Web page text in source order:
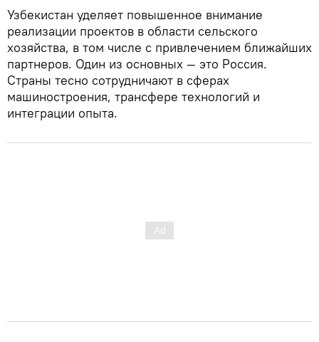
Узбекистан уделяет повышенное внимание
реализации проектов в области сельского
хозяйства, в том числе с привлечением ближайших
партнеров. Один из основных — это Россия.
Страны тесно сотрудничают в сферах
машиностроения, трансфере технологий и
интеграции опыта.